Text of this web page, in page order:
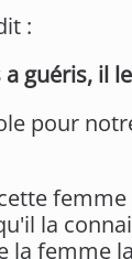
:
guéris, il
pour
la
la femme